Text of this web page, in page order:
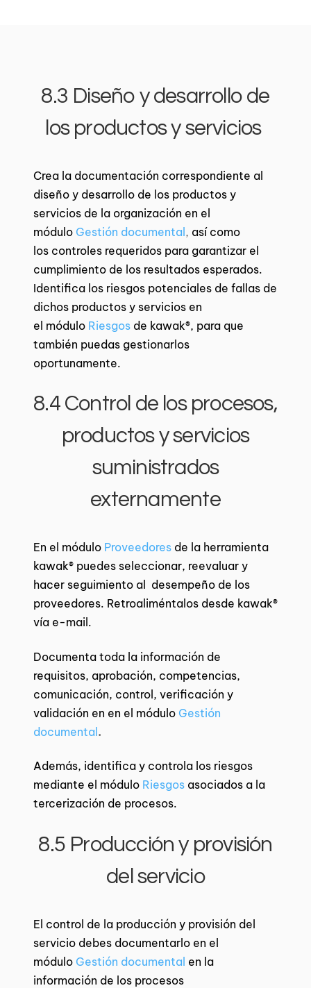
8.3 Diseño y desarrollo de
los productos y servicios
Crea la documentación correspondiente al
diseño y desarrollo de los productos y
servicios de la organización en el
módulo Gestión documental , así como
los controles requeridos para garantizar el
cumplimiento de los resultados esperados.
Identifica los riesgos potenciales de fallas de
dichos productos y servicios en
el módulo Riesgos de kawak®, para que
también puedas gestionarlos
oportunamente.
8.4 Control de los procesos,
productos y servicios
suministrados
externamente
En el módulo Proveedores de la herramienta
kawak® puedes seleccionar, reevaluar y
hacer seguimiento al desempeño de los
proveedores. Retroaliméntalos desde kawak®
vía e-mail.
Documenta toda la información de
requisitos, aprobación, competencias,
comunicación, control, verificación y
validación en en el módulo Gestión
documental.
Además, identifica y controla los riesgos
mediante el módulo Riesgos asociados a la
tercerización de procesos.
8.5 Producción y provisión
del servicio
El control de la producción y provisión del
servicio debes documentarlo en el
módulo Gestión documental en la
información de los procesos